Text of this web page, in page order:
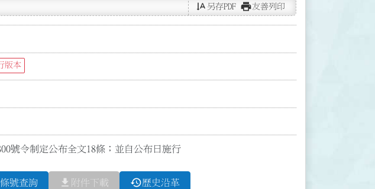
text_rotate_vertical 另存PDF print友善列印
版本
號令制定公布全文18條；並自公布日施行
條號查詢 file_download 附件下載 history歷史沿革